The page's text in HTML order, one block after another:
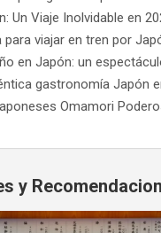
Un Viaje Inolvidable en
para viajar en tren por
en Japón: un
gastronomía Japón
Omamori
y